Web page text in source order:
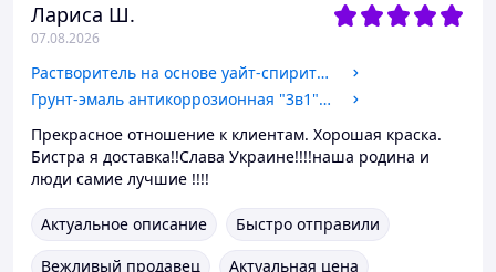
Лариса Ш.
07.08.2026
Растворитель на основе уайт-спирита Химрезерв 0.59кг (тара 1л)
Грунт-эмаль антикоррозионная "3в1" ПРОМФАРБА 2.5кг цвета в ассортименте
Прекрасное отношение к клиентам. Хорошая краска.
Бистра я доставка!!Слава Украине!!!!наша родина и
люди самие лучшие !!!!
Актуальное описание
Быстро отправили
Вежливый продавец
Актуальная цена